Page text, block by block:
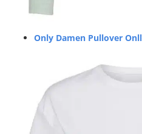
Only Damen Pullover